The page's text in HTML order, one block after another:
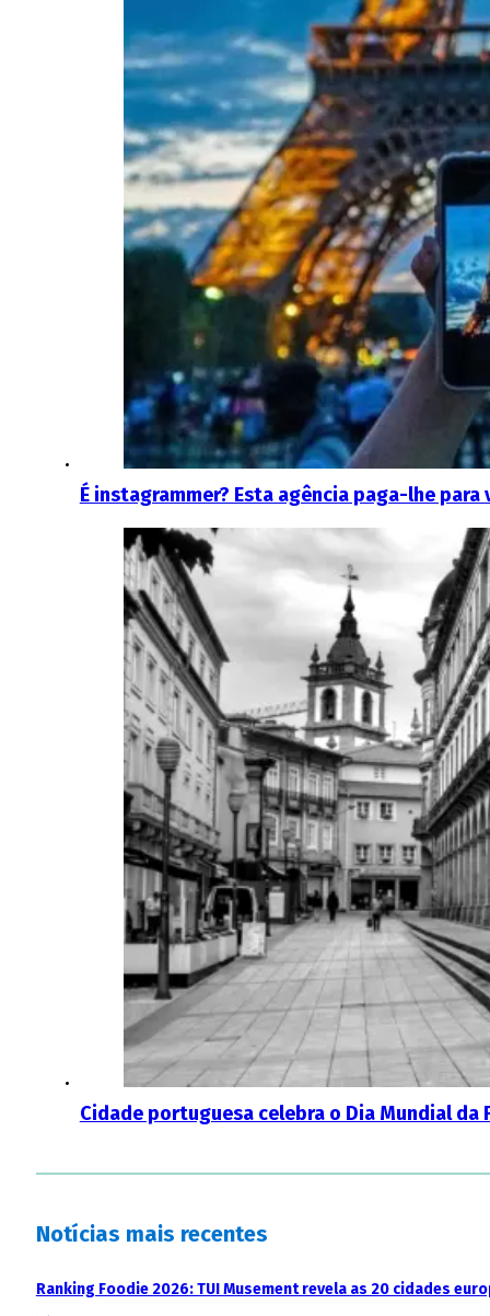
É instagrammer? Esta agência paga-lhe para
Cidade portuguesa celebra o Dia Mundial
Notícias mais recentes
Ranking Foodie 2026: TUI Musement revela as 20 cidades